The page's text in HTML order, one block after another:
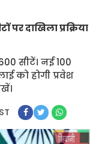
पर दाखिला प्रक्रिया
सीटें। नई 100
को होगी प्रवेश